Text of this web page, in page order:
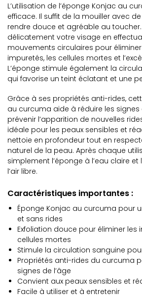
L’utilisation de l’éponge Konjac au
efficace. Il suffit de la mouiller avec
rendre douce et agréable au toucher.
délicatement votre visage en
mouvements circulaires pour
impuretés, les cellules mortes et
L’éponge stimule également la
qui favorise un teint éclatant et une
Grâce à ses propriétés anti-rides,
au curcuma aide à réduire les signes
prévenir l’apparition de nouvelles
idéale pour les peaux sensibles et
nettoie en profondeur tout en
naturel de la peau. Après chaque
simplement l’éponge à l’eau claire
l’air libre.
Caractéristiques importantes :
Éponge Konjac au curcuma pour
et sans rides
Exfoliation douce pour éliminer les
cellules mortes
Stimule la circulation sanguine
Propriétés anti-rides du curcuma
signes de l’âge
Convient aux peaux sensibles et
Facile à utiliser et à entretenir